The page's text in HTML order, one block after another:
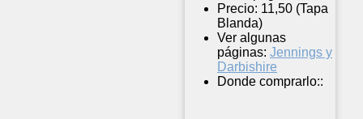
Precio: 11,50 (Tapa
Blanda)
Ver algunas
páginas: Jennings y
Darbishire
Donde comprarlo::